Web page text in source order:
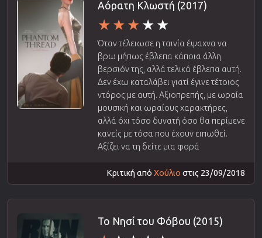
Αόρατη Κλωστή (2017)
Όταν τέλειωσε η ταινία έψαχνα να
βρω μήπως έβλεπα κάποια άλλη
βερσιόν της, αλλά τελικά έβλεπα αυτή.
Δεν έχω καταλάβει γιατί έγινε τέτοιος
ντόρος με αυτή. Αξιοπρεπής, με ωραία
μουσική και ωραίους χαρακτήρες,
αλλά όχι τόσο δυνατή όσο θα περίμενε
κανείς με τόσα που έχουν ειπωθεί.
Αξίζει να τη δείτε μια φορά
Κριτική από Χούλιο στις 23/09/2018
Το Νησί του Φόβου (2015)